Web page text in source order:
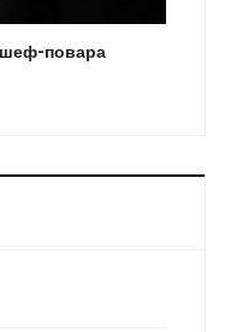
шеф-повара